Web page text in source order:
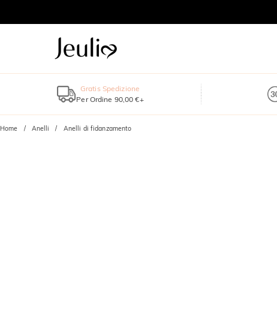
Gratis Spedizione
Per Ordine 90,00 €+
Home Anelli Anelli di fidanzamento